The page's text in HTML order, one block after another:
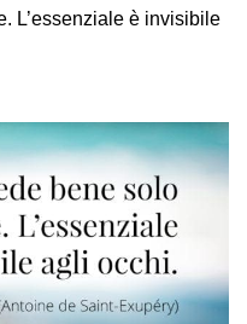
L’essenziale è invisibile